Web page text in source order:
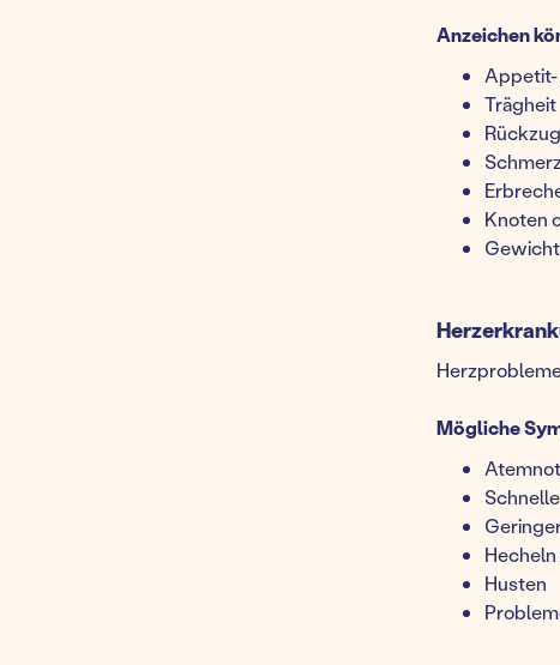
Anzeichen
Trägheit
Rückzug
Knoten
Mögliche
Husten